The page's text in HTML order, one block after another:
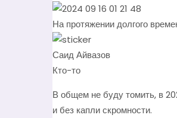
На протяжении долгого
Саид Айвазов
Кто-то
В общем не буду томить, в
и без капли скромности.